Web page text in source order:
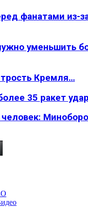
фанатами из-
уменьшить
Кремля…
35 ракет